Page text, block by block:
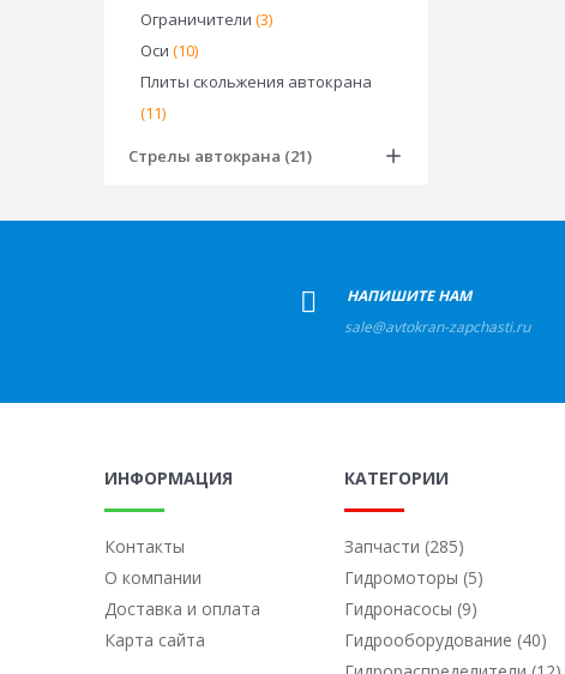
Ограничители (3)
Оси (10)
Плиты скольжения автокрана
(11)
Стрелы автокрана (21)
НАПИШИТЕ НАМ
sale@avtokran-zapchasti.ru
ИНФОРМАЦИЯ
Контакты
О компании
Доставка и оплата
Карта сайта
КАТЕГОРИИ
Запчасти (285)
Гидромоторы (5)
Гидронасосы (9)
Гидрооборудование (40)